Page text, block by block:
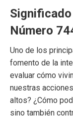
Número
Uno de los
fomento de la
evaluar cómo
nuestras
altos? ¿Cómo
sino también